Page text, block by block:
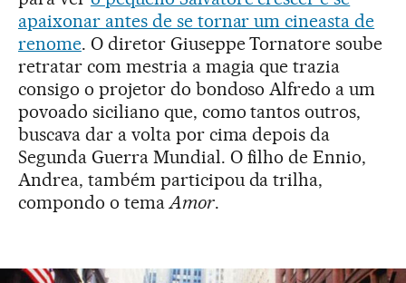
apaixonar antes de se tornar um cineasta de
renome. O diretor Giuseppe Tornatore soube
retratar com mestria a magia que trazia
consigo o projetor do bondoso Alfredo a um
povoado siciliano que, como tantos outros,
buscava dar a volta por cima depois da
Segunda Guerra Mundial. O filho de Ennio,
Andrea, também participou da trilha,
compondo o temaAmor.